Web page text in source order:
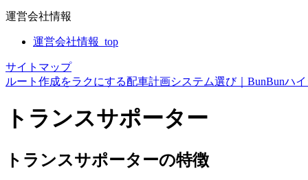
運営会社情報
運営会社情報_top
サイトマップ
ルート作成をラクにする配車計画システム選び｜BunBunハ
トランスサポーター
トランスサポーターの特徴